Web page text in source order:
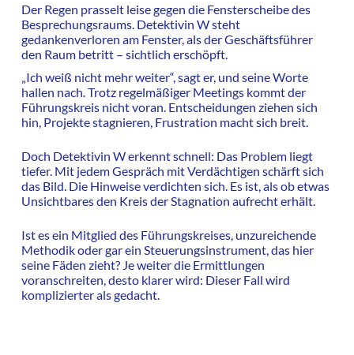
Der Regen prasselt leise gegen die Fensterscheibe des
Besprechungsraums. Detektivin W steht
gedankenverloren am Fenster, als der Geschäftsführer
den Raum betritt – sichtlich erschöpft.
„Ich weiß nicht mehr weiter“, sagt er, und seine Worte
hallen nach. Trotz regelmäßiger Meetings kommt der
Führungskreis nicht voran. Entscheidungen ziehen sich
hin, Projekte stagnieren, Frustration macht sich breit.
Doch Detektivin W erkennt schnell: Das Problem liegt
tiefer. Mit jedem Gespräch mit Verdächtigen schärft sich
das Bild. Die Hinweise verdichten sich. Es ist, als ob etwas
Unsichtbares den Kreis der Stagnation aufrecht erhält.
Ist es ein Mitglied des Führungskreises, unzureichende
Methodik oder gar ein Steuerungsinstrument, das hier
seine Fäden zieht? Je weiter die Ermittlungen
voranschreiten, desto klarer wird: Dieser Fall wird
komplizierter als gedacht.